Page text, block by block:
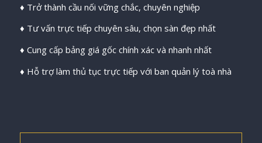
♦ Trở thành cầu nối vững chắc, chuyên nghiệp
♦ Tư vấn trực tiếp chuyên sâu, chọn sàn đẹp nhất
♦ Cung cấp bảng giá gốc chính xác và nhanh nhất
♦ Hỗ trợ làm thủ tục trực tiếp với ban quản lý toà nhà